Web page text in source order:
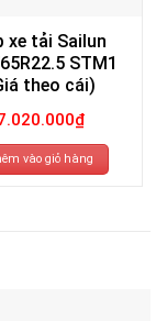
xe tải Sailun
STM1
theo cái)
₫
vào giỏ hàng